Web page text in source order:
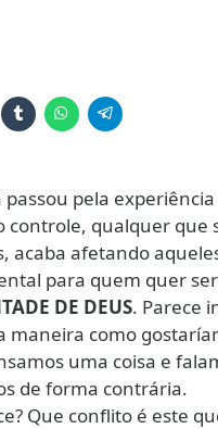
passou pela
controle, qualquer que
acaba afetando
para quem quer
DE DEUS. Parece
maneira como
uma coisa e
de forma contrária.
Que conflito é este